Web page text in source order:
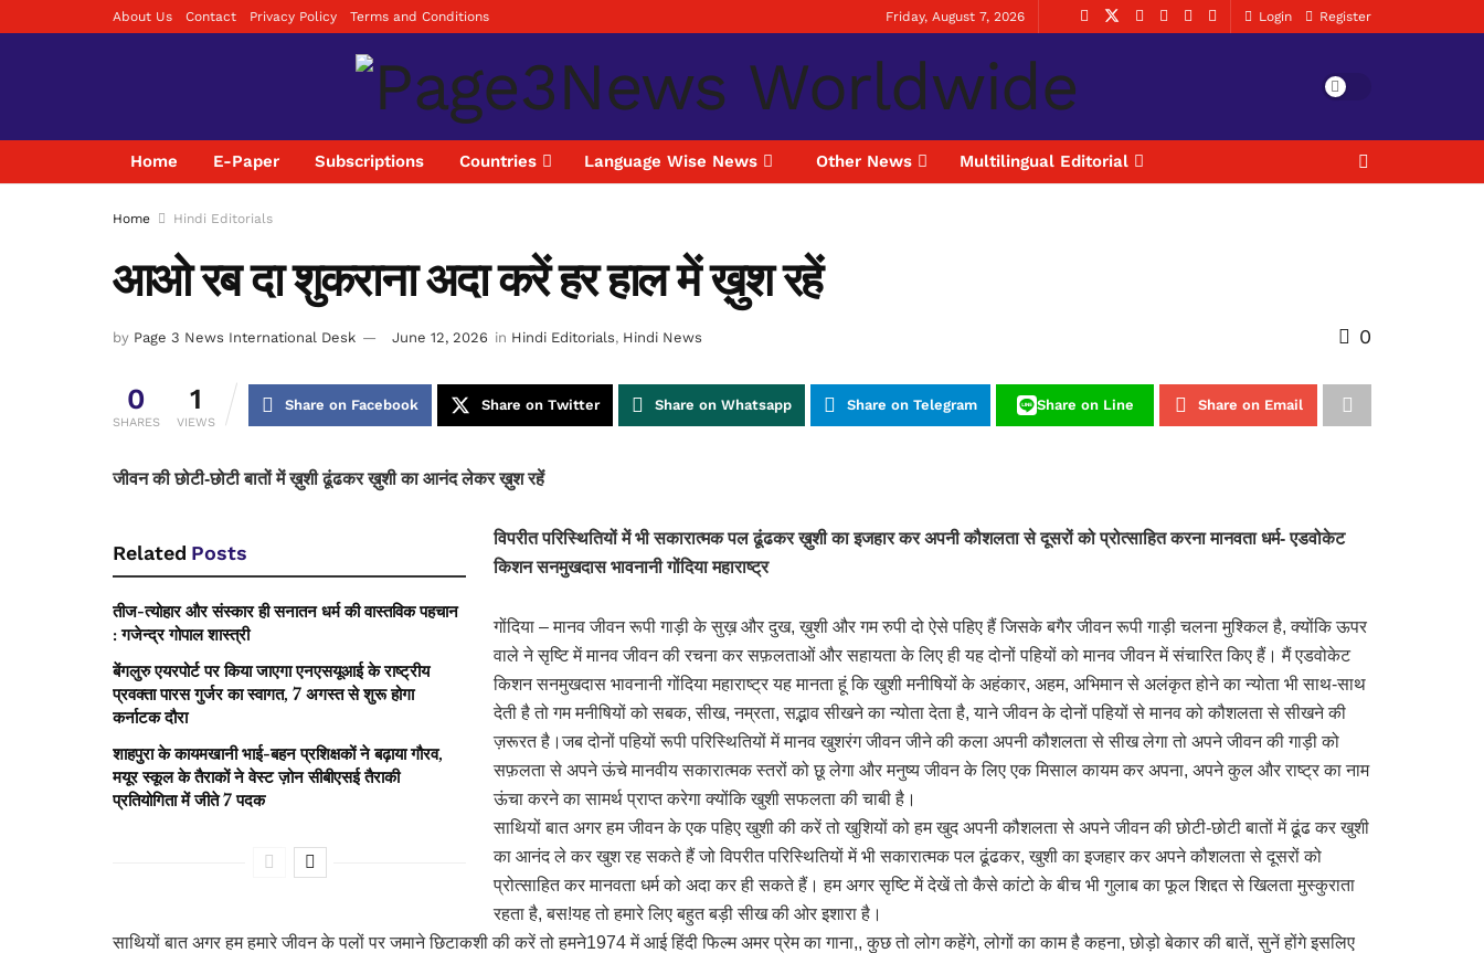
About Us Contact Privacy Policy Terms and Conditions Friday, August 7, 2026 Login Register
Home E-Paper Subscriptions Countries Language Wise News Other News Multilingual Editorial
Home Hindi Editorials
आओ रब दा शुकराना अदा करें हर हाल में ख़ुश रहें
by Page 3 News International Desk June 12, 2026 in Hindi Editorials, Hindi News 0
0
SHARES
1
VIEWS
Share on Facebook Share on Twitter Share on Whatsapp Share on Telegram Share on Line Share on Email
जीवन की छोटी-छोटी बातों में ख़ुशी ढूंढकर ख़ुशी का आनंद लेकर ख़ुश रहें
Related Posts
तीज-त्योहार और संस्कार ही सनातन धर्म की वास्तविक पहचान
: गजेन्द्र गोपाल शास्त्री
बेंगलुरु एयरपोर्ट पर किया जाएगा एनएसयूआई के राष्ट्रीय
प्रवक्ता पारस गुर्जर का स्वागत, 7 अगस्त से शुरू होगा
कर्नाटक दौरा
शाहपुरा के कायमखानी भाई-बहन प्रशिक्षकों ने बढ़ाया गौरव,
मयूर स्कूल के तैराकों ने वेस्ट ज़ोन सीबीएसई तैराकी
प्रतियोगिता में जीते 7 पदक
विपरीत परिस्थितियों में भी सकारात्मक पल ढूंढकर ख़ुशी का इजहार कर अपनी कौशलता से दूसरों को प्रोत्साहित करना मानवता धर्म- एडवोकेट
किशन सनमुखदास भावनानी गोंदिया महाराष्ट्र
गोंदिया – मानव जीवन रूपी गाड़ी के सुख़ और दुख, ख़ुशी और गम रुपी दो ऐसे पहिए हैं जिसके बगैर जीवन रूपी गाड़ी चलना मुश्किल है, क्योंकि ऊपर
वाले ने सृष्टि में मानव जीवन की रचना कर सफ़लताओं और सहायता के लिए ही यह दोनों पहियों को मानव जीवन में संचारित किए हैं। मैं एडवोकेट
किशन सनमुखदास भावनानी गोंदिया महाराष्ट्र यह मानता हूं कि खुशी मनीषियों के अहंकार, अहम, अभिमान से अलंकृत होने का न्योता भी साथ-साथ
देती है तो गम मनीषियों को सबक, सीख, नम्रता, सद्भाव सीखने का न्योता देता है, याने जीवन के दोनों पहियों से मानव को कौशलता से सीखने की
ज़रूरत है।जब दोनों पहियों रूपी परिस्थितियों में मानव खुशरंग जीवन जीने की कला अपनी कौशलता से सीख लेगा तो अपने जीवन की गाड़ी को
सफ़लता से अपने ऊंचे मानवीय सकारात्मक स्तरों को छू लेगा और मनुष्य जीवन के लिए एक मिसाल कायम कर अपना, अपने कुल और राष्ट्र का नाम
ऊंचा करने का सामर्थ प्राप्त करेगा क्योंकि खुशी सफलता की चाबी है।
साथियों बात अगर हम जीवन के एक पहिए खुशी की करें तो खुशियों को हम खुद अपनी कौशलता से अपने जीवन की छोटी-छोटी बातों में ढूंढ कर खुशी
का आनंद ले कर खुश रह सकते हैं जो विपरीत परिस्थितियों में भी सकारात्मक पल ढूंढकर, खुशी का इजहार कर अपने कौशलता से दूसरों को
प्रोत्साहित कर मानवता धर्म को अदा कर ही सकते हैं। हम अगर सृष्टि में देखें तो कैसे कांटो के बीच भी गुलाब का फूल शिद्दत से खिलता मुस्कुराता
रहता है, बस!यह तो हमारे लिए बहुत बड़ी सीख की ओर इशारा है।
साथियों बात अगर हम हमारे जीवन के पलों पर जमाने छिटाकशी की करें तो हमने1974 में आई हिंदी फिल्म अमर प्रेम का गाना,, कुछ तो लोग कहेंगे, लोगों का काम है कहना, छोड़ो बेकार की बातें, सुनें होंगे इसलिए